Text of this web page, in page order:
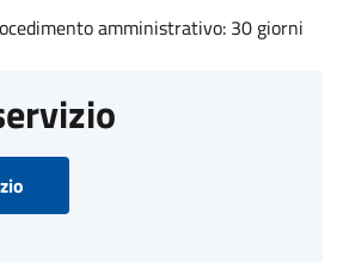
amministrativo: 30 giorni